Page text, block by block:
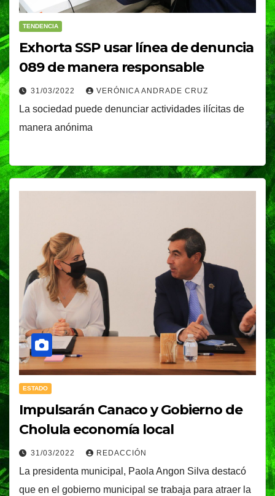
TENDENCIA
Exhorta SSP usar línea de denuncia
089 de manera responsable
31/03/2022 VERÓNICA ANDRADE CRUZ
La sociedad puede denunciar actividades ilícitas de
manera anónima
ESTADO
Impulsarán Canaco y Gobierno de
Cholula economía local
31/03/2022 REDACCIÓN
La presidenta municipal, Paola Angon Silva destacó
que en el gobierno municipal se trabaja para atraer la